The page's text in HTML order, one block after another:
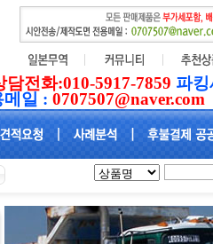
담전화:010-5917-7859 파
메일 : 0707507@naver.com